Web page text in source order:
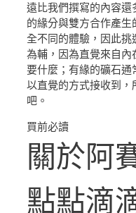
遠比我們撰寫的內容還
的緣分與雙方合作產
全不同的體驗，因此挑
為輔，因為直覺來自內
要什麼；有緣的礦石
以直覺的方式接收到
吧。
買前必讀
關於阿
點點滴